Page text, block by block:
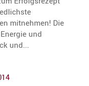
mitnehmen! Die
und
und...